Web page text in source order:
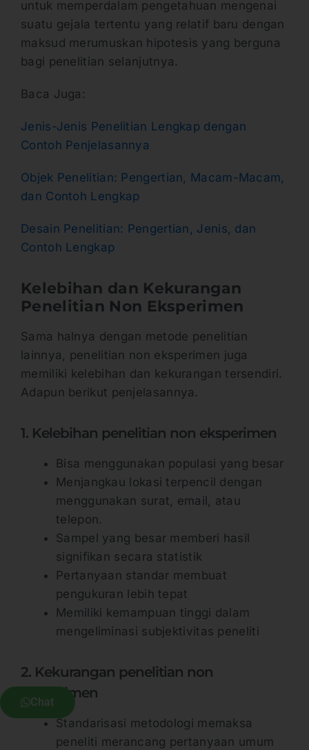
untuk memperdalam pengetahuan mengenai
suatu gejala tertentu yang relatif baru dengan
maksud merumuskan hipotesis yang berguna
bagi penelitian selanjutnya.
Baca Juga:
Jenis-Jenis Penelitian Lengkap dengan
Contoh Penjelasannya
Objek Penelitian: Pengertian, Macam-Macam,
dan Contoh Lengkap
Desain Penelitian: Pengertian, Jenis, dan
Contoh Lengkap
Kelebihan dan Kekurangan
Penelitian Non Eksperimen
Sama halnya dengan metode penelitian
lainnya, penelitian non eksperimen juga
memiliki kelebihan dan kekurangan tersendiri.
Adapun berikut penjelasannya.
1. Kelebihan penelitian non eksperimen
Bisa menggunakan populasi yang besar
Menjangkau lokasi terpencil dengan
menggunakan surat, email, atau
telepon.
Sampel yang besar memberi hasil
signifikan secara statistik
Pertanyaan standar membuat
pengukuran lebih tepat
Memiliki kemampuan tinggi dalam
mengeliminasi subjektivitas peneliti
2. Kekurangan penelitian non
eksperimen
Standarisasi metodologi memaksa
peneliti merancang pertanyaan umum
Chat